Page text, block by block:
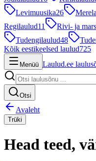
Levimuusika26
Regilaulud11 Rivi- ja
Tudengilaulud48
Kõik eestikeelsed laulud725
Menüü Laulud.ee
Otsi
Avaleht
Trüki
Head teed,